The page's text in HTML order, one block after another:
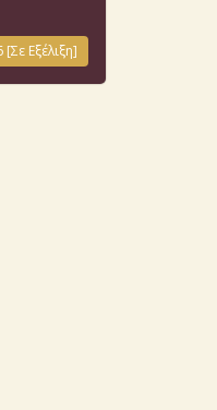
[Σε Εξέλιξη]